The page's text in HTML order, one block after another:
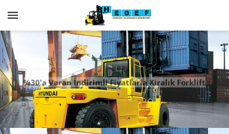
%30'a Varan İndirimli Fiyatlarla Kiralık Forklift
Forklift Kiralama
Günlük, Aylık, Yıllık Kiralık Forkliftler